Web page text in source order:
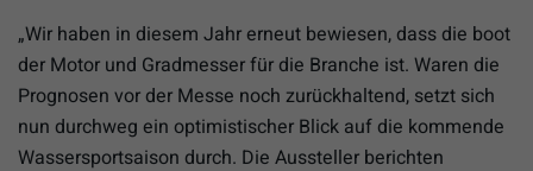
„Wir haben in diesem Jahr erneut bewiesen, dass die boot
der Motor und Gradmesser für die Branche ist. Waren die
Prognosen vor der Messe noch zurückhaltend, setzt sich
nun durchweg ein optimistischer Blick auf die kommende
Wassersportsaison durch. Die Aussteller berichten